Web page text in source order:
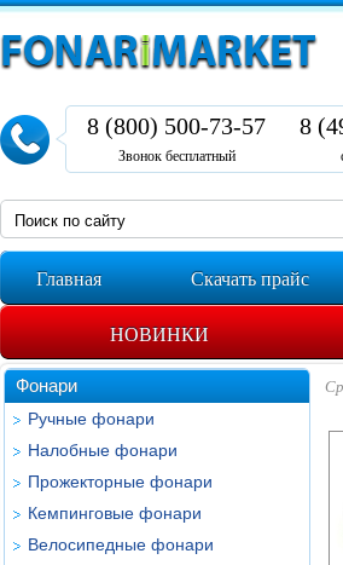
8 (800) 500-73-57
Звонок бесплатный
8
Главная Скачать прайс
НОВИНКИ
Фонари
Ручные фонари
Налобные фонари
Прожекторные фонари
Кемпинговые фонари
Велосипедные фонари